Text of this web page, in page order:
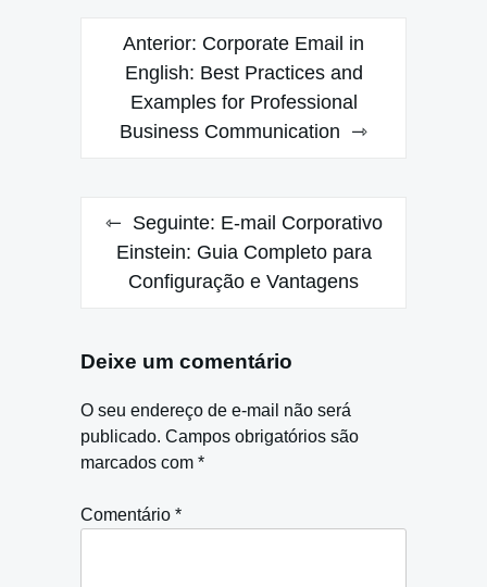
Navegação
Post
Anterior: Corporate Email in
English: Best Practices and
Examples for Professional
Business Communication
Seguinte: E-mail Corporativo
Einstein: Guia Completo para
Configuração e Vantagens
Deixe um comentário
O seu endereço de e-mail não será
publicado. Campos obrigatórios são
marcados com *
Comentário *